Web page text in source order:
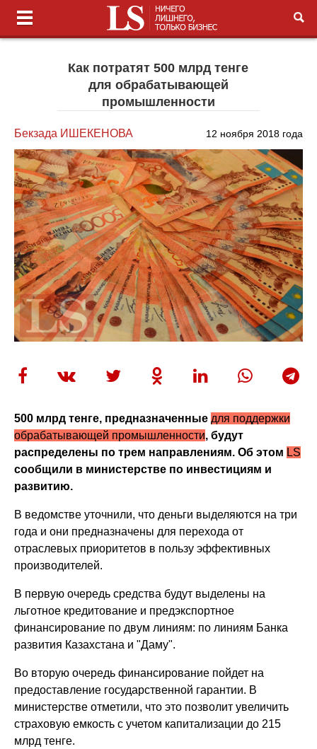
Как потратят 500 млрд тенге
для обрабатывающей
промышленности
Бекзада ИШЕКЕНОВА 12 ноября 2018 года
500 млрд тенге, предназначенные для поддержки
обрабатывающей промышленности, будут
распределены по трем направлениям.Об этом LS
сообщили в министерстве по инвестициям и
развитию.
В ведомстве уточнили, что деньги выделяются на три
года и они предназначены для перехода от
отраслевых приоритетов в пользу эффективных
производителей.
В первую очередь средства будут выделены на
льготное кредитование и предэкспортное
финансирование по двум линиям: по линиям Банка
развития Казахстана и "Даму".
Во вторую очередь финансирование пойдет на
предоставление государственной гарантии. В
министерстве отметили, что это позволит увеличить
страховую емкость с учетом капитализации до 215
млрд тенге.